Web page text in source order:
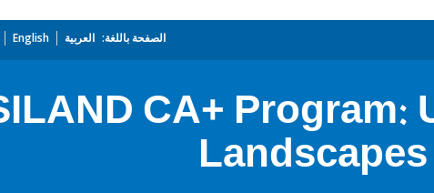
الصفحة باللغة: العربية English
CA+